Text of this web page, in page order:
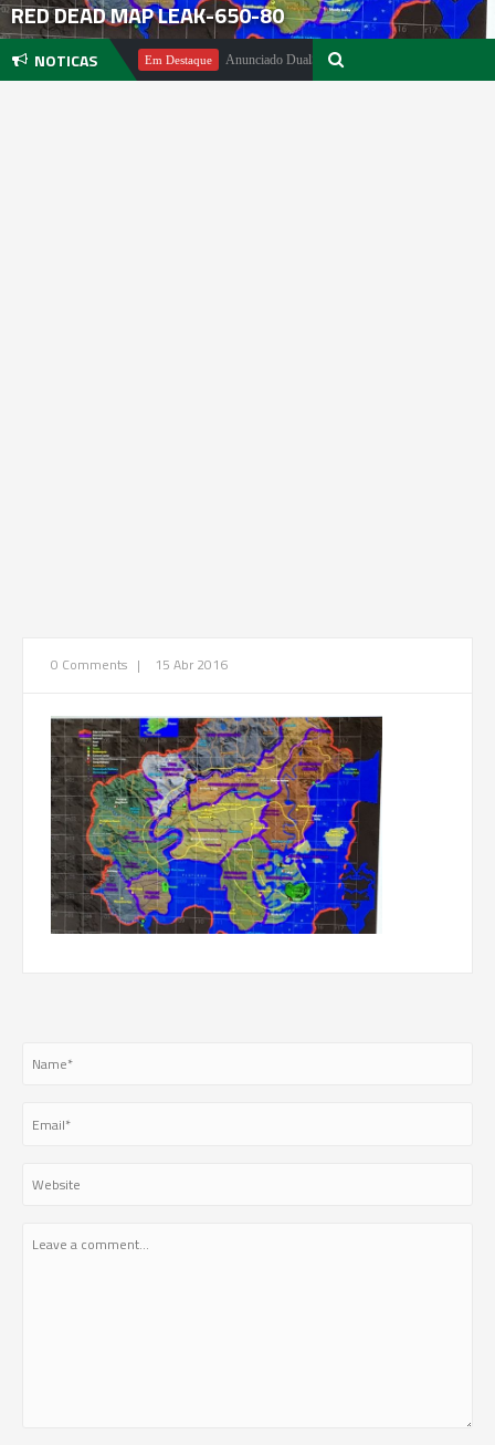
RED DEAD MAP LEAK-650-80
NOTICAS
Pachter Em Destaque Anunciado DualSense The Last of Us Limited Edition
0 Comments | 15 Abr 2016